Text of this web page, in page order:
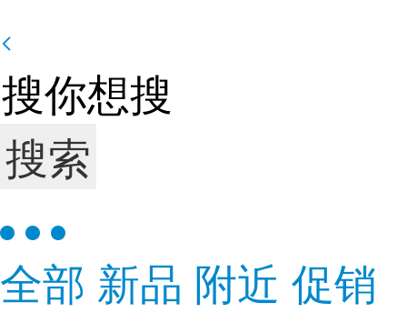
搜索
全部 新品 附近 促销